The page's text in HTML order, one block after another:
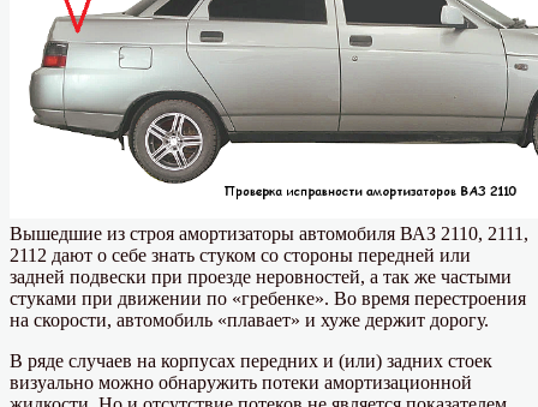
Вышедшие из строя амортизаторы автомобиля ВАЗ 2110, 2111,
2112 дают о себе знать стуком со стороны передней или
задней подвески при проезде неровностей, а так же частыми
стуками при движении по «гребенке». Во время перестроения
на скорости, автомобиль «плавает» и хуже держит дорогу.
В ряде случаев на корпусах передних и (или) задних стоек
визуально можно обнаружить потеки амортизационной